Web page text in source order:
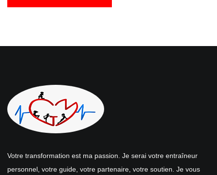
Votre transformation est ma passion. Je serai votre entraîneur
personnel, votre guide, votre partenaire, votre soutien. Je vous